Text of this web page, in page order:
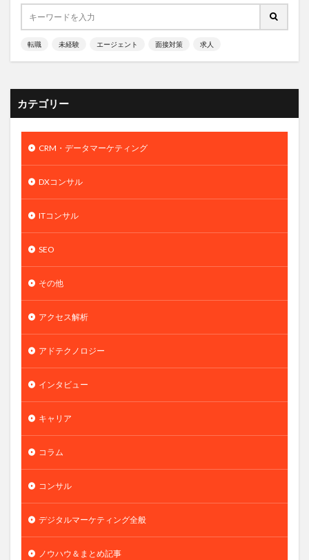
転職 未経験 エージェント 面接対策 求人
カテゴリー
CRM・データマーケティング
DXコンサル
ITコンサル
SEO
その他
アクセス解析
アドテクノロジー
インタビュー
キャリア
コラム
コンサル
デジタルマーケティング全般
ノウハウ＆まとめ記事